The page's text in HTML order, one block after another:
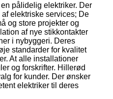
pålidelig elektriker. Der
elektriske services; De
og store projekter og
af nye stikkontakter
i nybyggeri. Deres
standarder for kvalitet
At alle installationer
og forskrifter. Hillerød
for kunder. Der ønsker
elektriker til deres